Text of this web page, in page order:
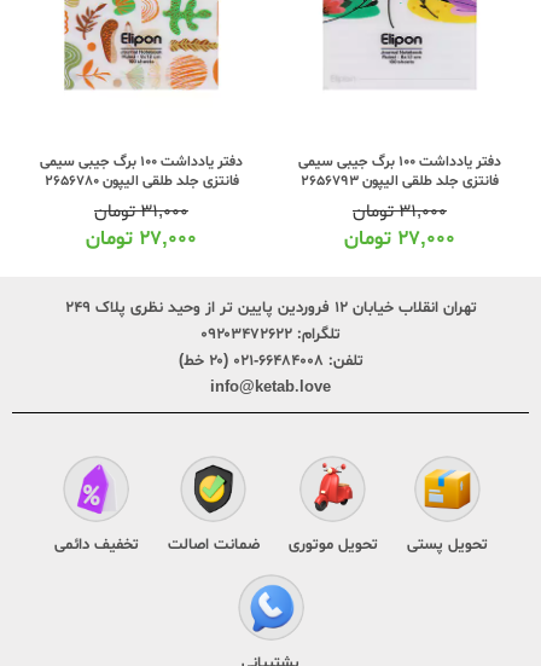
دفتر یادداشت 100 برگ جیبی سیمی
فانتزی جلد طلقی الیپون 2656793
۳۱,۰۰۰تومان
۲۷,۰۰۰ تومان
دفتر یادداشت 100 برگ جیبی سیمی
فانتزی جلد طلقی الیپون 2656780
۳۱,۰۰۰تومان
۲۷,۰۰۰ تومان
تهران انقلاب خیابان ۱۲ فروردین پایین تر از وحید نظری پلاک ۲۴۹
تلگرام: ۰۹۲۰۳۴۷۲۶۲۲
تلفن: ۶۶۴۸۴۰۰۸-۰۲۱ (۲۰ خط)
info@ketab.love
تحویل پستی تحویل موتوری ضمانت اصالت تخفیف دائمی